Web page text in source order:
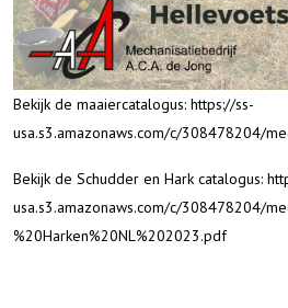
Bekijk de maaiercatalogus: https://ss-
usa.s3.amazonaws.com/c/308478204/
Bekijk de Schudder en Hark catalogus:
usa.s3.amazonaws.com/c/308478204/
%20Harken%20NL%202023.pdf